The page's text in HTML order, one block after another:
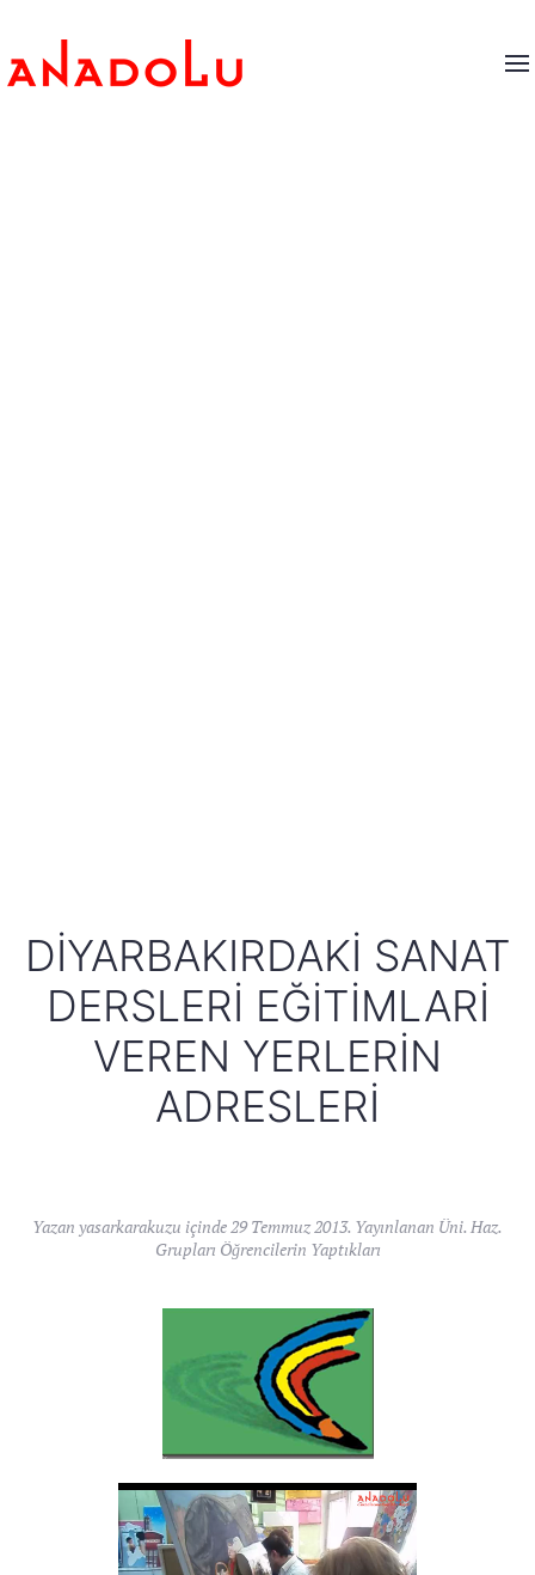
DIYARBAKIRDAKI SANAT
DERSLERI EĞITIMLARI
VEREN YERLERIN
ADRESLERI
Yazan yasarkarakuzu içinde29 Temmuz 2013. Yayınlanan Üni. Haz.
Grupları Öğrencilerin Yaptıkları